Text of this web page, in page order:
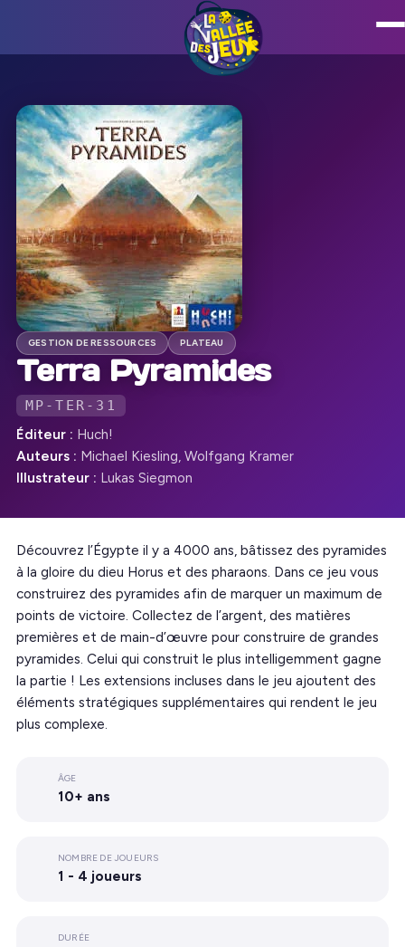
GESTION DE RESSOURCES PLATEAU
Terra Pyramides
MP-TER-31
Éditeur : Huch!
Auteurs : Michael Kiesling, Wolfgang Kramer
Illustrateur : Lukas Siegmon
Découvrez l’Égypte il y a 4000 ans, bâtissez des pyramides
à la gloire du dieu Horus et des pharaons. Dans ce jeu vous
construirez des pyramides afin de marquer un maximum de
points de victoire. Collectez de l’argent, des matières
premières et de main-d’œuvre pour construire de grandes
pyramides. Celui qui construit le plus intelligemment gagne
la partie ! Les extensions incluses dans le jeu ajoutent des
éléments stratégiques supplémentaires qui rendent le jeu
plus complexe.
ÂGE
10+ ans
NOMBRE DE JOUEURS
1 - 4 joueurs
DURÉE